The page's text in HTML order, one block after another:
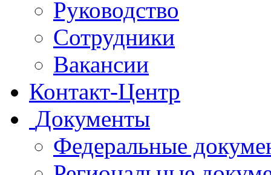
Руководство
Сотрудники
Вакансии
Контакт-Центр
Документы
Федеральные